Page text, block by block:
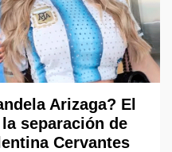
Arizaga? El
separación de
Cervantes